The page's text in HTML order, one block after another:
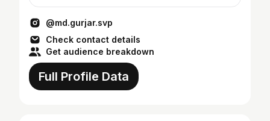
@md.gurjar.svp
Check contact details
Get audience breakdown
Full Profile Data